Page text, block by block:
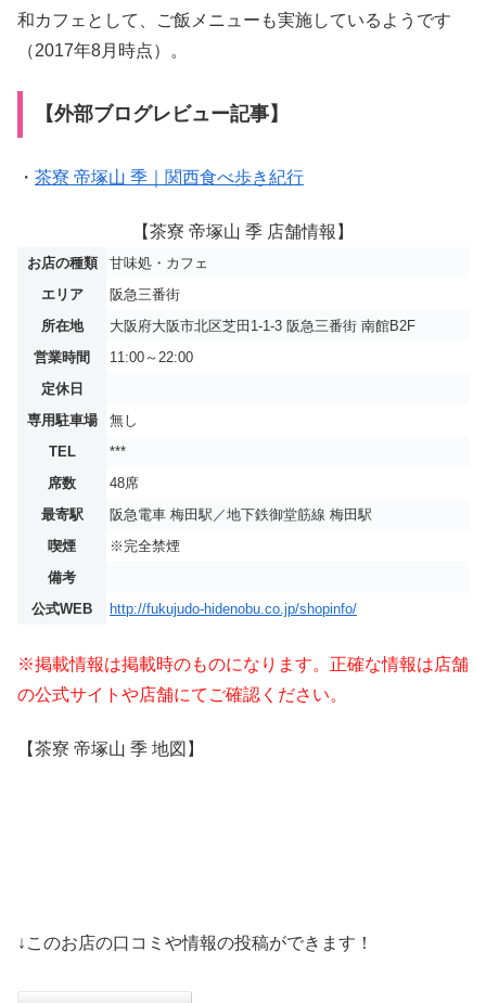
和カフェとして、ご飯メニューも実施しているようです
（2017年8月時点）。
【外部ブログレビュー記事】
・ 茶寮 帝塚山 季｜関西食べ歩き紀行
【茶寮 帝塚山 季 店舗情報】
お店の種類
甘味処・カフェ
エリア
阪急三番街
所在地
大阪府大阪市北区芝田1-1-3 阪急三番街 南館B2F
営業時間
11:00～22:00
定休日
専用駐車場
無し
TEL
***
席数
48席
最寄駅
阪急電車 梅田駅／地下鉄御堂筋線 梅田駅
喫煙
※完全禁煙
備考
公式WEB
http://fukujudo-hidenobu.co.jp/shopinfo/
※掲載情報は掲載時のものになります。正確な情報は店舗
の公式サイトや店舗にてご確認ください。
【茶寮 帝塚山 季 地図】
↓このお店の口コミや情報の投稿ができます！